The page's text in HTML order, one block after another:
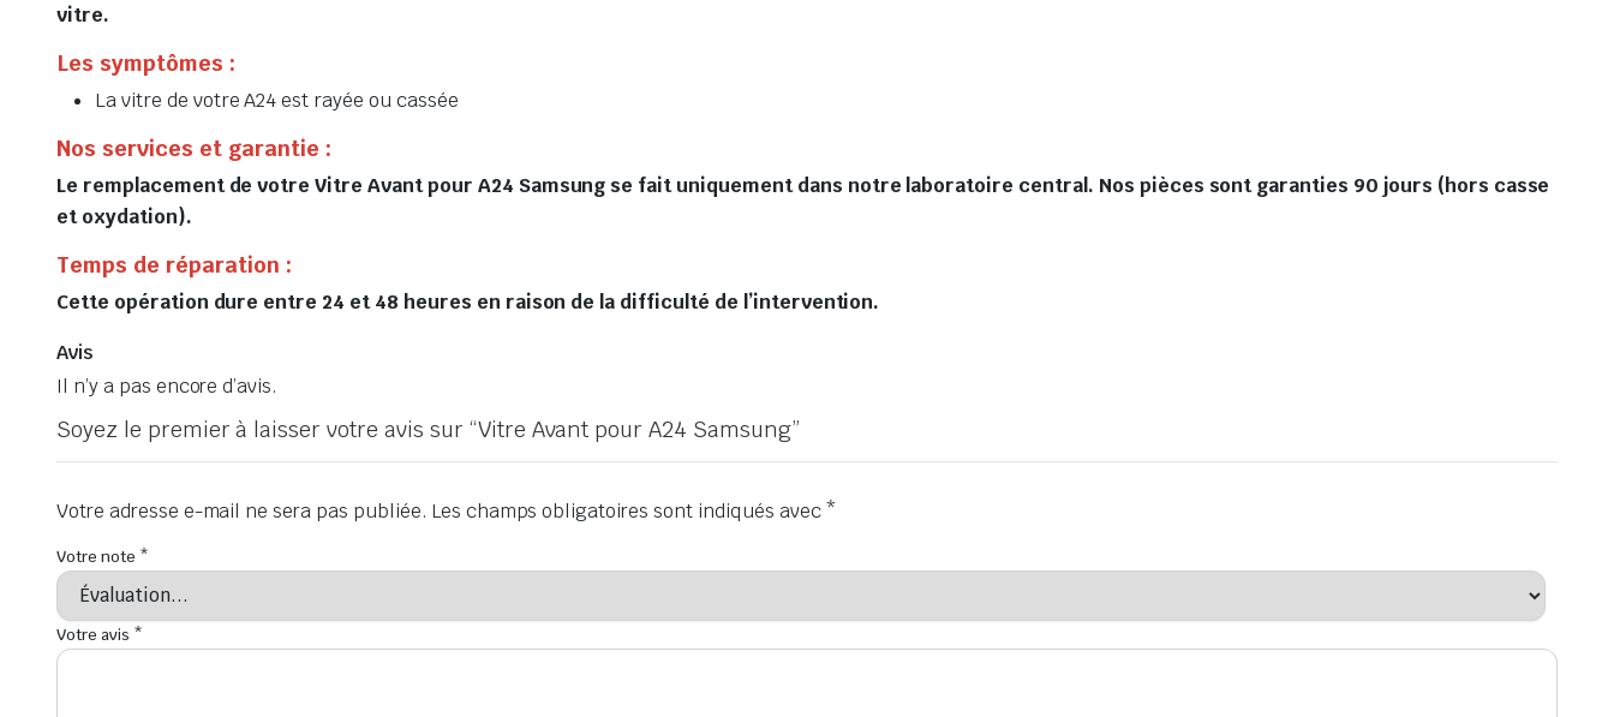
vitre.
Les symptômes :
La vitre de votre A24 est rayée ou cassée
Nos services et garantie :
Le remplacement de votre Vitre Avant pour A24 Samsung se fait uniquement dans notre laboratoire central. Nos pièces sont garanties 90 jours (hors casse
et oxydation).
Temps de réparation :
Cette opération dure entre 24 et 48 heures en raison de la difficulté de l’intervention.
Avis
Il n’y a pas encore d’avis.
Soyez le premier à laisser votre avis sur “Vitre Avant pour A24 Samsung”
Votre adresse e-mail ne sera pas publiée. Les champs obligatoires sont indiqués avec*
Votre note *
Votre avis *